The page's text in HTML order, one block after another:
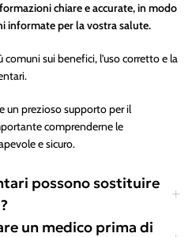
chiare e accurate, in modo
informate per la vostra salute.
sui benefici, l’uso corretto e la
un prezioso supporto per il
comprenderne le
e sicuro.
possono sostituire
un medico prima di